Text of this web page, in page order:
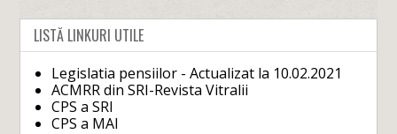
LISTĂ LINKURI UTILE
Legislatia pensiilor - Actualizat la 10.02.2021
ACMRR din SRI-Revista Vitralii
CPS a SRI
CPS a MAI